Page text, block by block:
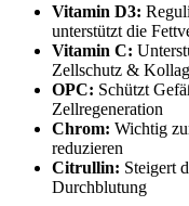
Vitamin D3:
unterstützt die
Vitamin C:
Zellschutz &
OPC: Schützt
Zellregeneration
Chrom: Wichtig
reduzieren
Citrullin: Steigert
Durchblutung